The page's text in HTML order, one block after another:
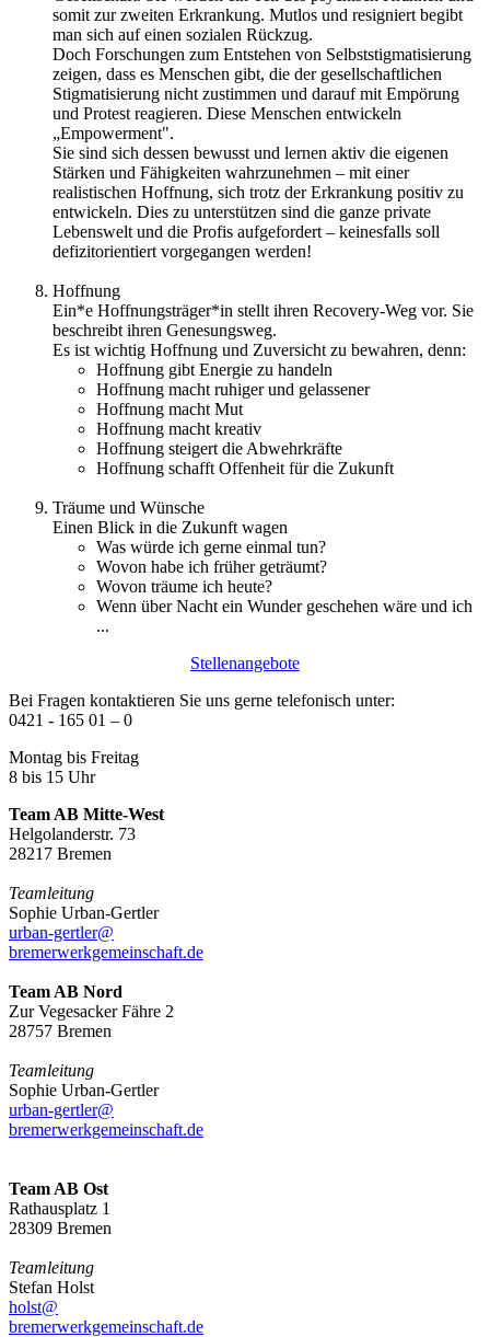
somit zur zweiten Erkrankung. Mutlos und resigniert begibt
man sich auf einen sozialen Rückzug.
Doch Forschungen zum Entstehen von Selbststigmatisierung
zeigen, dass es Menschen gibt, die der gesellschaftlichen
Stigmatisierung nicht zustimmen und darauf mit Empörung
und Protest reagieren. Diese Menschen entwickeln
„Empowerment".
Sie sind sich dessen bewusst und lernen aktiv die eigenen
Stärken und Fähigkeiten wahrzunehmen – mit einer
realistischen Hoffnung, sich trotz der Erkrankung positiv zu
entwickeln. Dies zu unterstützen sind die ganze private
Lebenswelt und die Profis aufgefordert – keinesfalls soll
defizitorientiert vorgegangen werden!
Hoffnung
Ein*e Hoffnungsträger*in stellt ihren Recovery-Weg vor. Sie
beschreibt ihren Genesungsweg.
Es ist wichtig Hoffnung und Zuversicht zu bewahren, denn:
Hoffnung gibt Energie zu handeln
Hoffnung macht ruhiger und gelassener
Hoffnung macht Mut
Hoffnung macht kreativ
Hoffnung steigert die Abwehrkräfte
Hoffnung schafft Offenheit für die Zukunft
Träume und Wünsche
Einen Blick in die Zukunft wagen
Was würde ich gerne einmal tun?
Wovon habe ich früher geträumt?
Wovon träume ich heute?
Wenn über Nacht ein Wunder geschehen wäre und ich
...
Stellenangebote
Bei Fragen kontaktieren Sie uns gerne telefonisch unter:
0421 - 165 01 – 0
Montag bis Freitag
8 bis 15 Uhr
Team AB Mitte-West
Helgolanderstr. 73
28217 Bremen
Teamleitung
Sophie Urban-Gertler
urban-gertler@
bremerwerkgemeinschaft.de
Team AB Nord
Zur Vegesacker Fähre 2
28757 Bremen
Teamleitung
Sophie Urban-Gertler
urban-gertler@
bremerwerkgemeinschaft.de
Team AB Ost
Rathausplatz 1
28309 Bremen
Teamleitung
Stefan Holst
holst@
bremerwerkgemeinschaft.de